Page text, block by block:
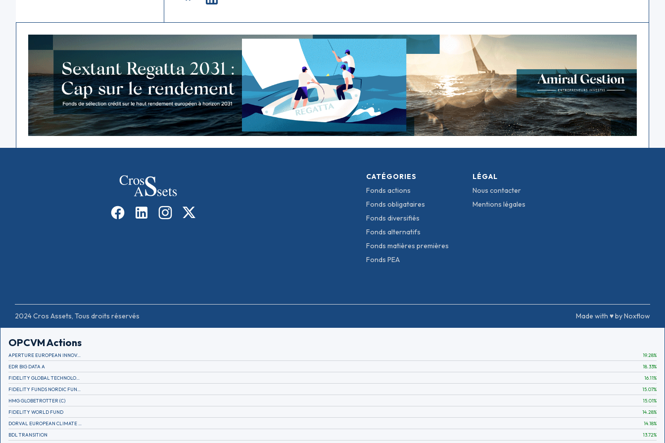
CATÉGORIES
Fonds actions
Fonds obligataires
Fonds diversifiés
Fonds alternatifs
Fonds matières premières
Fonds PEA
LÉGAL
Nous contacter
Mentions légales
2024 Cros Assets, Tous droits réservés Made with ♥ by Noxflow
OPCVM Actions
APERTURE EUROPEAN INNOVATION 19.28%
EDR BIG DATA A
18.33%
16.11%
15.07%
HMG GLOBETROTTER (C)
15.01%
FIDELITY WORLD FUND
14.28%
14.18%
BDL TRANSITION
13.72%